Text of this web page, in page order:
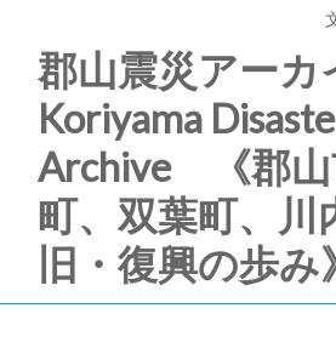
郡山震災アー
Koriyama
Archive 《郡山
町、双葉町、川
旧・復興の歩み